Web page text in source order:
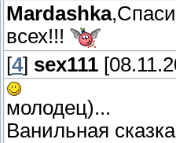
Mardashka
всех!!!
[4] sex111
молодец)...
Ванильная